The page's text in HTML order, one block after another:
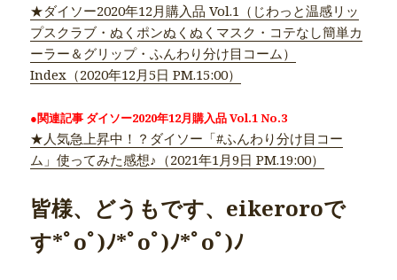
★ダイソー2020年12月購入品 Vol.1（じわっと温感リッ
プスクラブ・ぬくポンぬくぬくマスク・コテなし簡単カ
ーラー＆グリップ・ふんわり分け目コーム）
Index（2020年12月5日 PM.15:00）
●関連記事 ダイソー2020年12月購入品 Vol.1 No.3
★人気急上昇中！？ダイソー「#ふんわり分け目コー
ム」使ってみた感想♪（2021年1月9日 PM.19:00）
皆様、どうもです、eikeroroで
す*ﾟoﾟ)ﾉ*ﾟoﾟ)ﾉ*ﾟoﾟ)ﾉ